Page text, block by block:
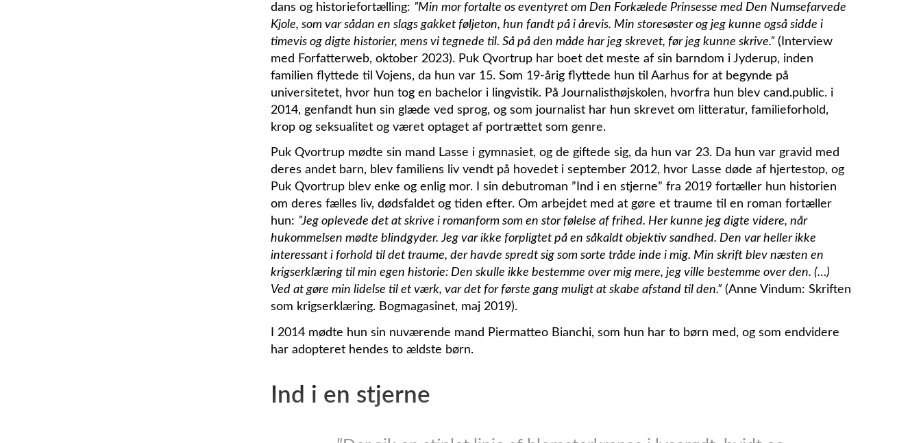
dans og historiefortælling: ”Min mor fortalte os eventyret om Den Forkælede Prinsesse med Den Numsefarvede
Kjole, som var sådan en slags gakket føljeton, hun fandt på i årevis. Min storesøster og jeg kunne også sidde i
timevis og digte historier, mens vi tegnede til. Så på den måde har jeg skrevet, før jeg kunne skrive.”(Interview
med Forfatterweb, oktober 2023). Puk Qvortrup har boet det meste af sin barndom i Jyderup, inden
familien flyttede til Vojens, da hun var 15. Som 19-årig flyttede hun til Aarhus for at begynde på
universitetet, hvor hun tog en bachelor i lingvistik. På Journalisthøjskolen, hvorfra hun blev cand.public. i
2014, genfandt hun sin glæde ved sprog, og som journalist har hun skrevet om litteratur, familieforhold,
krop og seksualitet og været optaget af portrættet som genre.
Puk Qvortrup mødte sin mand Lasse i gymnasiet, og de giftede sig, da hun var 23. Da hun var gravid med
deres andet barn, blev familiens liv vendt på hovedet i september 2012, hvor Lasse døde af hjertestop, og
Puk Qvortrup blev enke og enlig mor. I sin debutroman ”Ind i en stjerne” fra 2019 fortæller hun historien
om deres fælles liv, dødsfaldet og tiden efter. Om arbejdet med at gøre et traume til en roman fortæller
hun: ”Jeg oplevede det at skrive i romanform som en stor følelse af frihed. Her kunne jeg digte videre, når
hukommelsen mødte blindgyder. Jeg var ikke forpligtet på en såkaldt objektiv sandhed. Den var heller ikke
interessant i forhold til det traume, der havde spredt sig som sorte tråde inde i mig. Min skrift blev næsten en
krigserklæring til min egen historie: Den skulle ikke bestemme over mig mere, jeg ville bestemme over den. (…)
Ved at gøre min lidelse til et værk, var det for første gang muligt at skabe afstand til den.”(Anne Vindum: Skriften
som krigserklæring. Bogmagasinet, maj 2019).
I 2014 mødte hun sin nuværende mand Piermatteo Bianchi, som hun har to børn med, og som endvidere
har adopteret hendes to ældste børn.
Ind i en stjerne